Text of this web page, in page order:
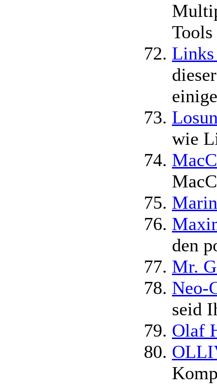
Tools
Links
wie
den
Mr.
Neo-
seid
Olaf